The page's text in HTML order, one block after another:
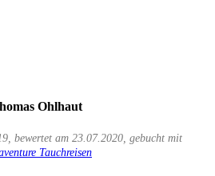
Ohlhaut
bewertet am 23.07.2020, gebucht mit
Tauchreisen